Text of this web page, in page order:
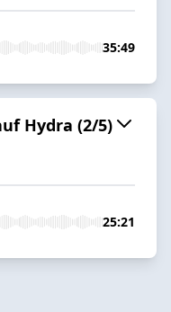
35:49
Hydra (2/5)
25:21